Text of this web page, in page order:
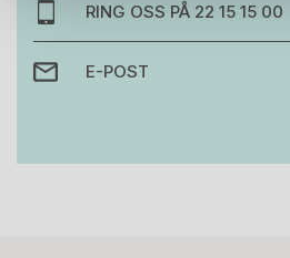
RING OSS PÅ 22 15 15 00
E-POST